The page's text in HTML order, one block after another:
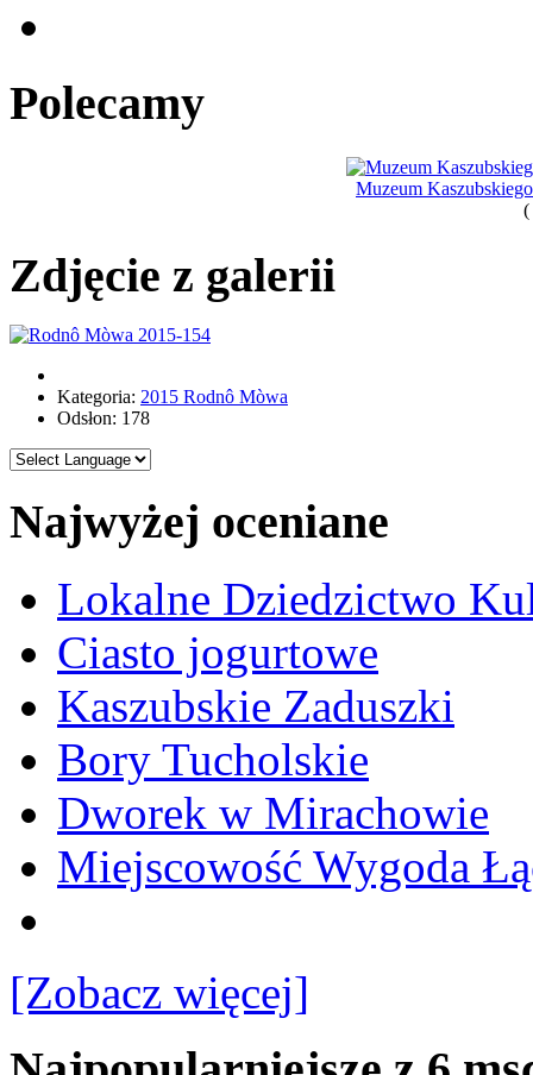
Polecamy
Muzeum
(
Zdjęcie z galerii
Kategoria: 2015 Rodnô Mòwa
Odsłon: 178
Najwyżej oceniane
Lokalne Dziedzictwo
Ciasto jogurtowe
Kaszubskie Zaduszki
Bory Tucholskie
Dworek w Mirachowie
Miejscowość Wygoda
[Zobacz więcej]